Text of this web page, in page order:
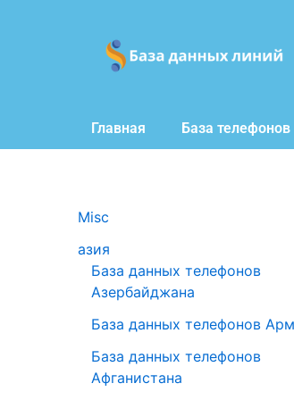
Главная База телефонов
Misc
азия
База данных телефонов
Азербайджана
База данных телефонов
База данных телефонов
Афганистана